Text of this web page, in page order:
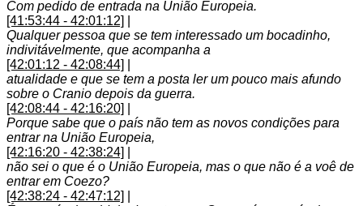
Com pedido de entrada na União Europeia.
[41:53:44 - 42:01:12]
Qualquer pessoa que se tem interessado um bocadinho,
indivitávelmente, que acompanha a
[42:01:12 - 42:08:44]
atualidade e que se tem a posta ler um pouco mais afundo
sobre o Cranio depois da guerra.
[42:08:44 - 42:16:20]
Porque sabe que o país não tem as novos condições para
entrar na União Europeia,
[42:16:20 - 42:38:24]
não sei o que é o União Europeia, mas o que não é a voê de
entrar em Coezo?
[42:38:24 - 42:47:12]